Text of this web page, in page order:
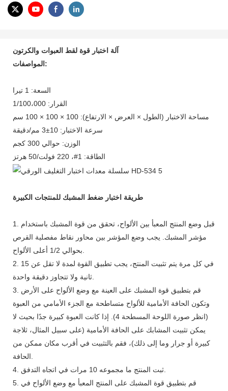
آلة اختبار قوة لقط العبوات والكرتون
المواصفات:
السعة: 1 تيرا
القرار: 1/100،000
مساحة الاختبار (الطول × العرض × الارتفاع): 100 × 100 × 100 سم
سرعة الاختبار: 10±3 مم/دقيقة
الوزن: حوالي 300 كجم
الطاقة: 1#، 220 فولت/50 هرتز
طريقة اختبار ضغط المشبك للمنتجات الكبيرة
1. قبل وضع المنتج المعبأ بين الألواح، تحقق من قوة المشبك باستخدام
مؤشر المشبك. يجب وضع المؤشر بين محاور نقاط مفصلية القرص
2. في كل مرة يتم تثبيت المنتج، يجب تطبيق القوة لمدة لا تقل عن 15
3. قم بتطبيق قوة المشبك على العينة مع وضع الألواح على الأرض
وتكون الحافة الأمامية للألواح متساطحة مع الجزء الأمامي من العبوة
(انظر صورة اللوحة المسطحة 4). إذا كانت العبوة كبيرة جدًا بحيث لا
يمكن تثبيت المشابك على الحافة الأمامية (على سبيل المثال، ثلاجة
كبيرة أو جرار وما إلى ذلك)، فقم بالتثبيت في أقرب مكان ممكن من
5. قم بتطبيق قوة المشبك على المنتج المعبأ مع وضع الألواح في